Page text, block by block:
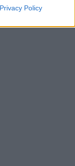
Privacy Policy